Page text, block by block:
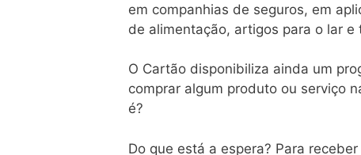
em companhias de seguros, em
de alimentação, artigos para o lar
O Cartão disponibiliza ainda um
comprar algum produto ou serviço
é?
Do que está a espera? Para